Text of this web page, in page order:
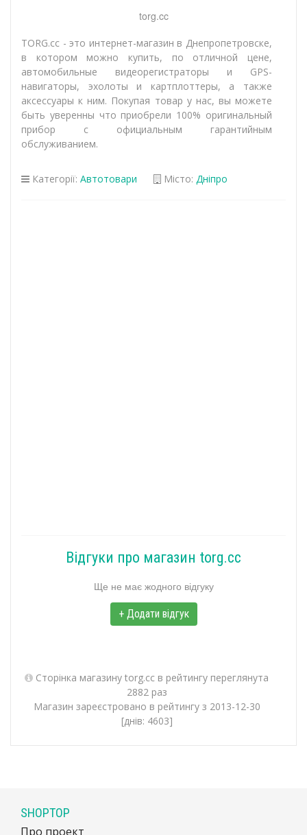
torg.cc
TORG.cc - это интернет-магазин в Днепропетровске,
в котором можно купить, по отличной цене,
автомобильные видеорегистраторы и GPS-
навигаторы, эхолоты и картплоттеры, а также
аксессуары к ним. Покупая товар у нас, вы можете
быть уверенны что приобрели 100% оригинальный
прибор с официальным гарантийным
обслуживанием.
Категорії: Автотовари Місто: Дніпро
Відгуки про магазин torg.cc
Ще не має жодного відгуку
+ Додати відгук
Сторінка магазину torg.cc в рейтингу переглянута
2882 раз
Магазин зареєстровано в рейтингу з 2013-12-30
[днів: 4603]
SHOPTOP
Про проект